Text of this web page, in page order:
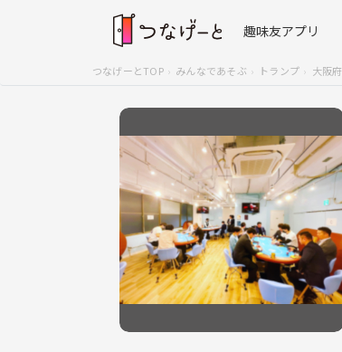
趣味友アプリ
つなげーとTOP みんなであそぶ トランプ 大阪府